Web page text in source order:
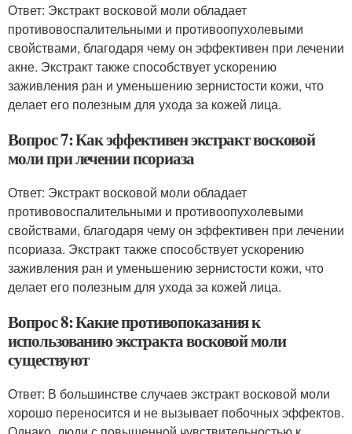
Ответ: Экстракт восковой моли обладает
противовоспалительными и противоопухолевыми
свойствами, благодаря чему он эффективен при лечении
акне. Экстракт также способствует ускорению
заживления ран и уменьшению зернистости кожи, что
делает его полезным для ухода за кожей лица.
Вопрос 7: Как эффективен экстракт восковой
моли при лечении псориаза
Ответ: Экстракт восковой моли обладает
противовоспалительными и противоопухолевыми
свойствами, благодаря чему он эффективен при лечении
псориаза. Экстракт также способствует ускорению
заживления ран и уменьшению зернистости кожи, что
делает его полезным для ухода за кожей лица.
Вопрос 8: Какие противопоказания к
использованию экстракта восковой моли
существуют
Ответ: В большинстве случаев экстракт восковой моли
хорошо переносится и не вызывает побочных эффектов.